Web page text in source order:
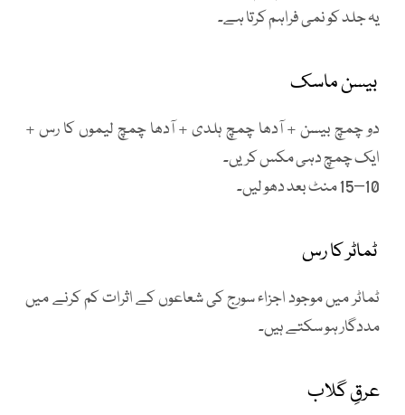
یہ جلد کو نمی فراہم کرتا ہے۔
بیسن ماسک
دو چمچ بیسن + آدھا چمچ ہلدی + آدھا چمچ لیموں کا رس +
ایک چمچ دہی مکس کریں۔
10–15 منٹ بعد دھو لیں۔
ٹماٹر کا رس
ٹماٹر میں موجود اجزاء سورج کی شعاعوں کے اثرات کم کرنے میں
مددگار ہو سکتے ہیں۔
عرقِ گلاب